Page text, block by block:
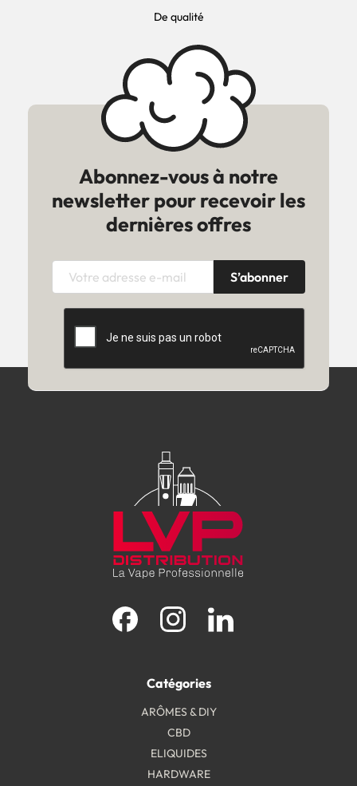
De qualité
Abonnez-vous à notre
newsletter pour recevoir les
dernières offres
Catégories
ARÔMES & DIY
CBD
ELIQUIDES
HARDWARE
Facebook Instagram